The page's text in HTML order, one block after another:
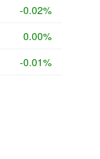
-0.02%
0.00%
-0.01%